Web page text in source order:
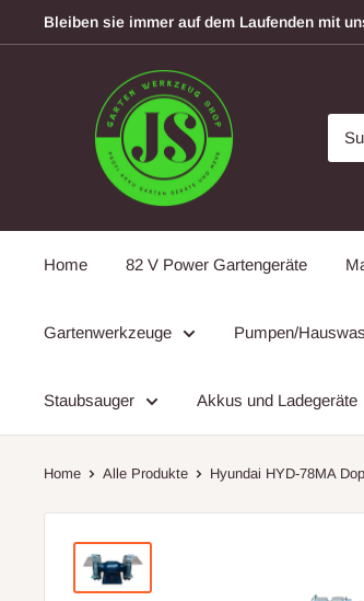
zum
Bleiben sie immer auf dem Laufenden mit
werkzeugshop
Home 82 V Power Gartengeräte
Gartenwerkzeuge Pumpen/
Staubsauger Akkus und Ladegeräte
Home Alle Produkte Hyundai HYD-78MA